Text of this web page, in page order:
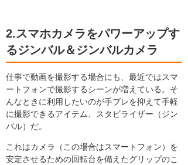
2.スマホカメラをパワーアップす
るジンバル＆ジンバルカメラ
仕事で動画を撮影する場合にも、最近ではスマ
ートフォンで撮影するシーンが増えている。そ
んなときに利用したいのが手ブレを抑えて手軽
に撮影できるアイテム、スタビライザー（ジン
バル）だ。
これはカメラ（この場合はスマートフォン）を
安定させるための回転台を備えたグリップのこ